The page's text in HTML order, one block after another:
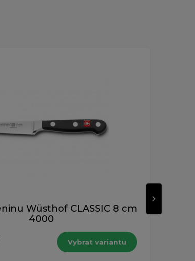
Wüsthof CLASSIC 8 cm
4000
Vybrat variantu